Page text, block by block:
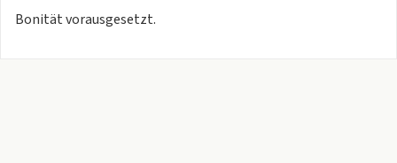
Die verwendeten Bilder zeigen beispielhafte Darstellungen
Bonität vorausgesetzt.